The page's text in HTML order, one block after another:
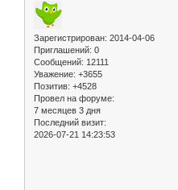
Зарегистрирован: 2014-04-06
Приглашений: 0
Сообщений: 12111
Уважение: +3655
Позитив: +4528
Провел на форуме:
7 месяцев 3 дня
Последний визит:
2026-07-21 14:23:53